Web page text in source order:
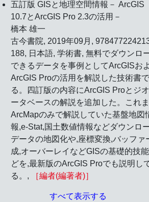
五訂版 GISと地理空間情報－ ArcGIS
10.7とArcGIS Pro 2.3の活用－
橋本 雄一
古今書院, 2019年09月,
188, 日本語, 学術書, 無料でダウンロ
できるデータを事例としてArcGISお
ArcGIS Proの活用を解説した技術書
る。四訂版の内容にArcGIS Proとジ
ータベースの解説を追加した。これ
ArcMapのみで解説していた基盤地図
報,e-Stat,国土数値情報などダウンロ
データの地図化や,座標変換,バッファ
成,オーバーレイなどGISの基礎的技
どを,最新版のArcGIS Proでも説明し
る。,
［編者(編著者)］
すべて表示する